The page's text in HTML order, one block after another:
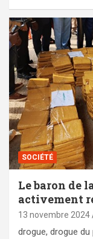
SOCIÉTÉ
Le baron de
activement
13 novembre 2024
drogue, drogue